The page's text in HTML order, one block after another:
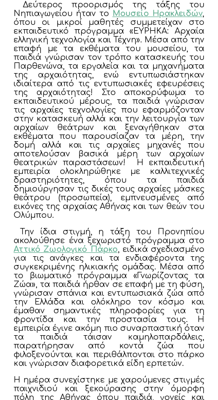
Δεύτερος προορισμός της τάξης του
Νηπιαγωγείου ήταν το Μουσείο Ηρακλειδών,
όπου οι μικροί μαθητές συμμετείχαν στο
εκπαιδευτικό πρόγραμμα «ΕΥΡΗΚΑ: Αρχαία
ελληνική τεχνολογία και Τέχνη». Μέσα από την
επαφή με τα εκθέματα του μουσείου, τα
παιδιά γνώρισαν τον τρόπο κατασκευής του
Παρθενώνα, τα εργαλεία και τα μηχανήματα
της αρχαιότητας, ενώ εντυπωσιάστηκαν
ιδιαίτερα από τις εντυπωσιακές εφευρέσεις
της αρχαιότητας! Στο αποκορύφωμα το
εκπαιδευτικού μέρους, τα παιδιά γνώρισαν
τις αρχαίες τεχνολογίες που εφαρμόζονταν
στην κατασκευή αλλά και την λειτουργία των
αρχαίων θεάτρων και ξεναγήθηκαν στα
εκθέματα που παρουσίαζαν τα μέρη, την
δομή αλλά και τις αρχαίες μηχανές που
αποτελούσαν βασικά μέρη των αρχαίων
θεατρικών παραστάσεων! Η εκπαιδευτική
εμπειρία ολοκληρώθηκε με καλλιτεχνικές
δραστηριότητες, όπου τα παιδιά
δημιούργησαν τις δικές τους αρχαίες μάσκες
θεάτρου (προσωπεία), εμπνευσμένες από
εικόνες της αρχαίας Αθήνας και των θεών του
Ολύμπου.
Την ίδια στιγμή, η τάξη του Προνηπίου
ακολούθησε ένα ξεχωριστό πρόγραμμα στο
Αττικό Ζωολογικό Πάρκο, ειδικά σχεδιασμένο
για τις ανάγκες και τα ενδιαφέροντα της
συγκεκριμένης ηλικιακής ομάδας. Μέσα από
το βιωματικό πρόγραμμα «Γνωρίζοντας τα
Ζώα», τα παιδιά ήρθαν σε επαφή με τη φύση,
γνώρισαν σπάνια και εντυπωσιακά ζώα από
την Ελλάδα και ολόκληρο τον κόσμο και
έμαθαν σημαντικές πληροφορίες για τη
φροντίδα και την προστασία τους. Η
εμπειρία έγινε ακόμη πιο συναρπαστική όταν
τα παιδιά τάισαν καμηλοπαρδάλεις,
παρατήρησαν από κοντά ζώα που
φιλοξενούνται και περιθάλπονται στο πάρκο
και γνώρισαν διαφορετικά είδη ερπετών.
Η ημέρα συνεχίστηκε με χαρούμενες στιγμές
παιχνιδιού και ξεκούρασης στην όμορφη
πόλη της Αθήνας όπου παιδιά, γονείς και